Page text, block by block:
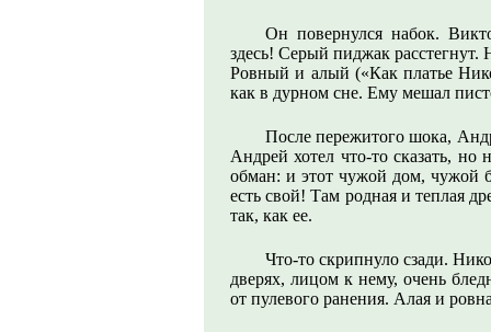
Он повернулся набок.
здесь! Серый пиджак расстегнут.
Ровный и алый («Как платье
как в дурном сне. Ему мешал
После пережитого шока,
Андрей хотел что-то сказать,
обман: и этот чужой дом, чужой
есть свой! Там родная и теплая
так, как ее.
Что-то скрипнуло сзади.
дверях, лицом к нему, очень
от пулевого ранения. Алая и